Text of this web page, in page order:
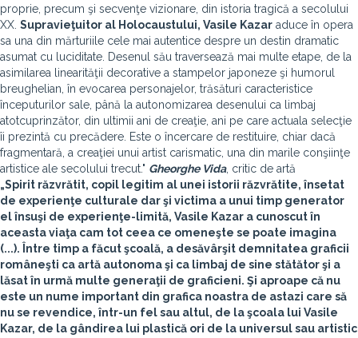
proprie, precum şi secvenţe vizionare, din istoria tragică a secolului
XX. Supravieţuitor al Holocaustului, Vasile Kazar aduce în opera
sa una din mărturiile cele mai autentice despre un destin dramatic
asumat cu luciditate. Desenul său traversează mai multe etape, de la
asimilarea linearităţii decorative a stampelor japoneze şi humorul
breughelian, în evocarea personajelor, trăsături caracteristice
începuturilor sale, până la autonomizarea desenului ca limbaj
atotcuprinzător, din ultimii ani de creaţie, ani pe care actuala selecţie
îi prezintă cu precădere. Este o încercare de restituire, chiar dacă
fragmentară, a creaţiei unui artist carismatic, una din marile conşiinţe
artistice ale secolului trecut." Gheorghe Vida, critic de artă
„Spirit răzvrătit, copil legitim al unei istorii răzvrătite, însetat
de experienţe culturale dar şi victima a unui timp generator
el însuşi de experienţe-limită, Vasile Kazar a cunoscut în
aceasta viaţa cam tot ceea ce omeneşte se poate imagina
(...). Între timp a făcut şcoală, a desăvârşit demnitatea graficii
româneşti ca artă autonoma şi ca limbaj de sine stătător şi a
lăsat în urmă multe generaţii de graficieni. Şi aproape că nu
este un nume important din grafica noastra de astazi care să
nu se revendice, într-un fel sau altul, de la şcoala lui Vasile
Kazar, de la gândirea lui plastică ori de la universul sau artistic